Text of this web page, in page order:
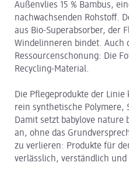
Außenvlies 15 % Bambus,
nachwachsenden Rohstoff.
aus Bio-Superabsorber, der
Windelinneren bindet. Auch
Ressourcenschonung: Die
Recycling-Material.
Die Pflegeprodukte der
rein synthetische Polymere,
Damit setzt babylove nature
an, ohne das
zu verlieren: Produkte für
verlässlich, verständlich